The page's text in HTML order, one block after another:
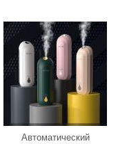
Автоматический